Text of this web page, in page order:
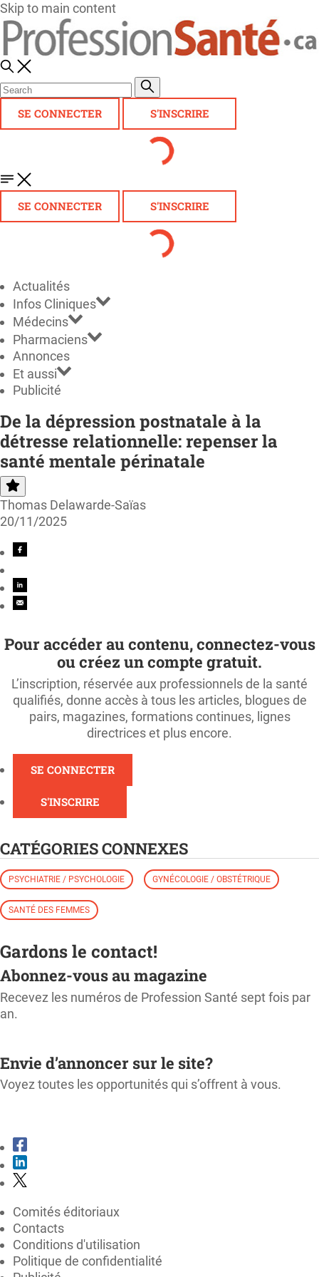
Skip to main content
SE CONNECTER S'INSCRIRE
SE CONNECTER S'INSCRIRE
Actualités
Infos Cliniques
Médecins
Pharmaciens
Annonces
Et aussi
Publicité
De la dépression postnatale à la
détresse relationnelle: repenser la
santé mentale périnatale
Thomas Delawarde-Saïas
20/11/2025
Pour accéder au contenu, connectez-vous
ou créez un compte gratuit.
L’inscription, réservée aux professionnels de la santé
qualifiés, donne accès à tous les articles, blogues de
pairs, magazines, formations continues, lignes
directrices et plus encore.
SE CONNECTER
S'INSCRIRE
CATÉGORIES CONNEXES
PSYCHIATRIE / PSYCHOLOGIE GYNÉCOLOGIE / OBSTÉTRIQUE
SANTÉ DES FEMMES
Gardons le contact!
Abonnez-vous au magazine
Recevez les numéros de Profession Santé sept fois par
an.
Envie d’annoncer sur le site?
Voyez toutes les opportunités qui s’offrent à vous.
Comités éditoriaux
Contacts
Conditions d'utilisation
Politique de confidentialité